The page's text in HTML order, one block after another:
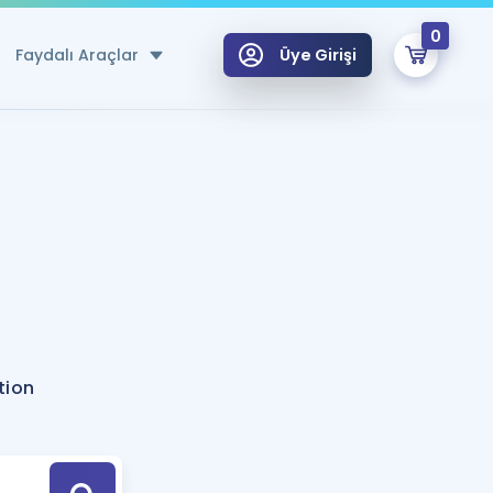
Faydalı Araçlar
Hesaplama Aracı
için Öneriler
Tek Takvimde
Üye Girişi
0
Hoca ile seni sınava hazırlayacak onlarca eğitim seni bekliyor!